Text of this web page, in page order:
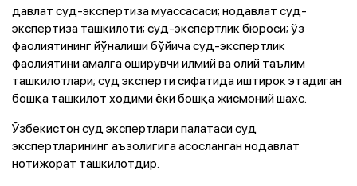
давлат суд-экспертиза муассасаси; нодавлат суд-
экспертиза ташкилоти; суд-экспертлик бюроси; ўз
фаолиятининг йўналиши бўйича суд-экспертлик
фаолиятини амалга оширувчи илмий ва олий таълим
ташкилотлари; суд эксперти сифатида иштирок этадиган
бошқа ташкилот ходими ёки бошқа жисмоний шахс.
Ўзбекистон суд экспертлари палатаси суд
экспертларининг аъзолигига асосланган нодавлат
нотижорат ташкилотдир.